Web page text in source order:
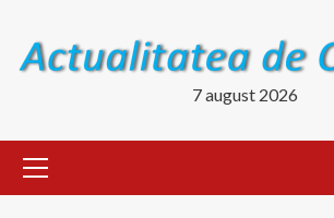
content
7 august 2026
Menu